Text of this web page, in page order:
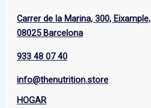
Carrer de la Marina, 300, Eixample,
08025 Barcelona
933 48 07 40
info@thenutrition.store
HOGAR